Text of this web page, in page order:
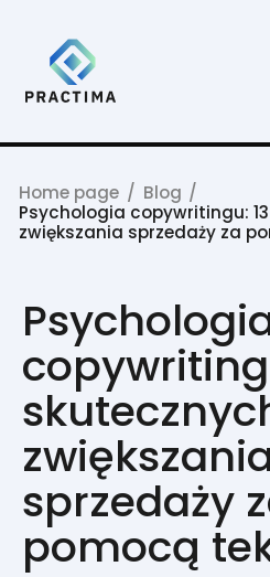
Home page / Blog /
Psychologia copywritingu:
zwiększania sprzedaży za
sprzedaży
pomocą